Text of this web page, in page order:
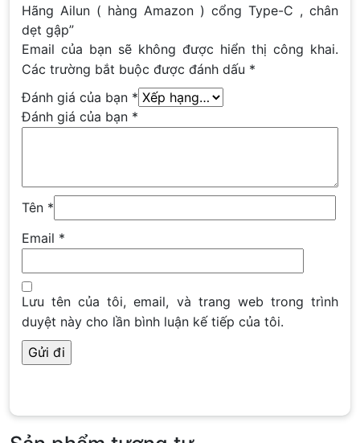
Hãng Ailun ( hàng Amazon ) cổng Type-C , chân
dẹt gập”
Email của bạn sẽ không được hiển thị công khai.
Các trường bắt buộc được đánh dấu *
Đánh giá của bạn *
Đánh giá của bạn *
Tên *
Email *
Lưu tên của tôi, email, và trang web trong trình
duyệt này cho lần bình luận kế tiếp của tôi.